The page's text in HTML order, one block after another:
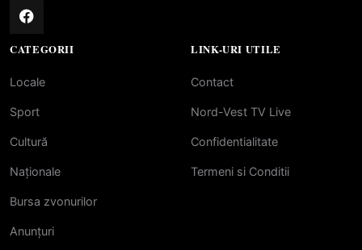
CATEGORII
Locale
Sport
Cultură
Naționale
Bursa zvonurilor
Anunțuri
LINK-URI UTILE
Contact
Nord-Vest TV Live
Confidentialitate
Termeni si Conditii